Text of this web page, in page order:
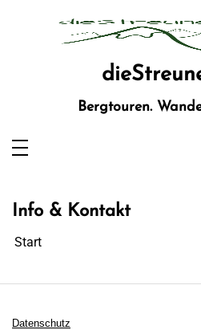
Bergtouren.
Info & Kontakt
Start
Datenschutz